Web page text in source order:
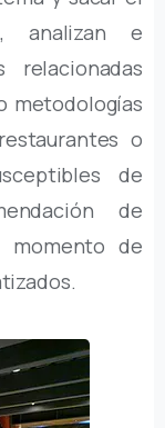
analizan e
relacionadas
metodologías
o
de
de
momento de